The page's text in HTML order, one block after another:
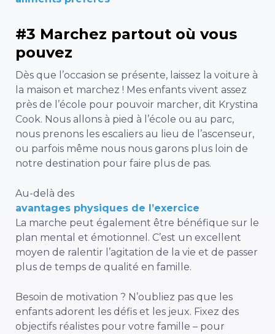
#3 Marchez partout où vous
pouvez
Dès que l’occasion se présente, laissez la voiture à
la maison et marchez ! Mes enfants vivent assez
près de l’école pour pouvoir marcher, dit Krystina
Cook. Nous allons à pied à l’école ou au parc,
nous prenons les escaliers au lieu de l’ascenseur,
ou parfois même nous nous garons plus loin de
notre destination pour faire plus de pas.
Au-delà des
avantages physiques de l’exercice
La marche peut également être bénéfique sur le
plan mental et émotionnel. C’est un excellent
moyen de ralentir l’agitation de la vie et de passer
plus de temps de qualité en famille.
Besoin de motivation ? N’oubliez pas que les
enfants adorent les défis et les jeux. Fixez des
objectifs réalistes pour votre famille – pour